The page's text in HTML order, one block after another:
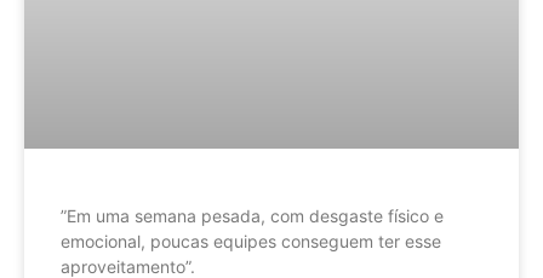
”Em uma semana pesada, com desgaste físico e
emocional, poucas equipes conseguem ter esse
aproveitamento”.